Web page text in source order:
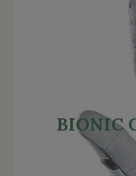
BIONIC